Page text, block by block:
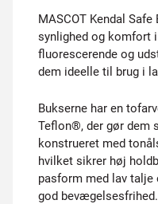
MASCOT Kendal
synlighed og komfort
fluorescerende og
dem ideelle til brug i
Bukserne har en
Teflon®, der gør dem
konstrueret med
hvilket sikrer høj
pasform med lav
god